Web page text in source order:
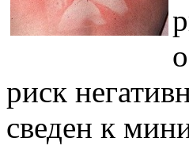
риск
сведен к